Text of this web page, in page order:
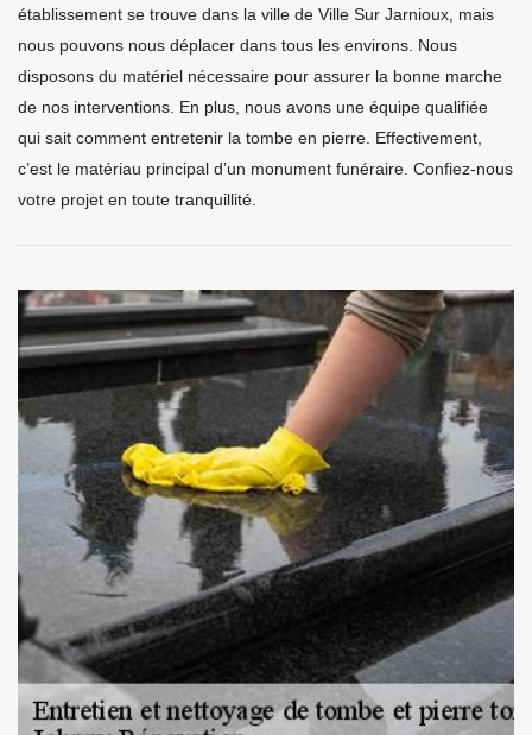
établissement se trouve dans la ville de Ville Sur Jarnioux, mais
nous pouvons nous déplacer dans tous les environs. Nous
disposons du matériel nécessaire pour assurer la bonne marche
de nos interventions. En plus, nous avons une équipe qualifiée
qui sait comment entretenir la tombe en pierre. Effectivement,
c’est le matériau principal d’un monument funéraire. Confiez-nous
votre projet en toute tranquillité.